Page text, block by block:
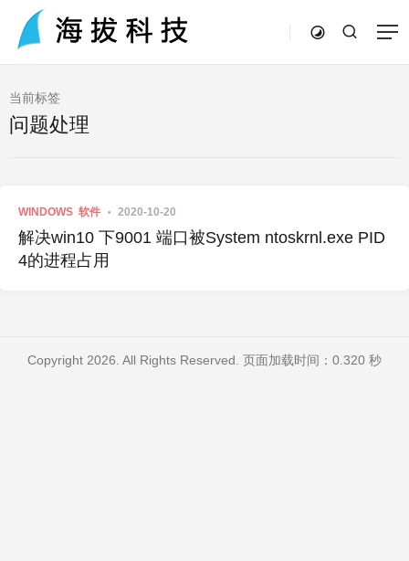
当前标签
问题处理
WINDOWS 软件 2020-10-20
解决win10 下9001 端口被System ntoskrnl.exe PID
4的进程占用
Copyright 2026. All Rights Reserved. 页面加载时间：0.320 秒